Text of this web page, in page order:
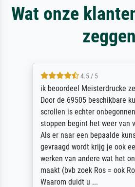
Wat onze
zeggen
4.5 / 5
ik beoordeel Meisterdrucke
Door de 69505 beschikbare
scrollen is echter
stoppen begint het weer van
Als er naar een bepaalde
gevraagd wordt krijg je ook
werken van andere wat het
maakt (bvb zoek Ros = ook
Waarom duidt u ...